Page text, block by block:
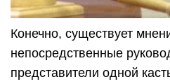
Конечно, существует
непосредственные
представители одной